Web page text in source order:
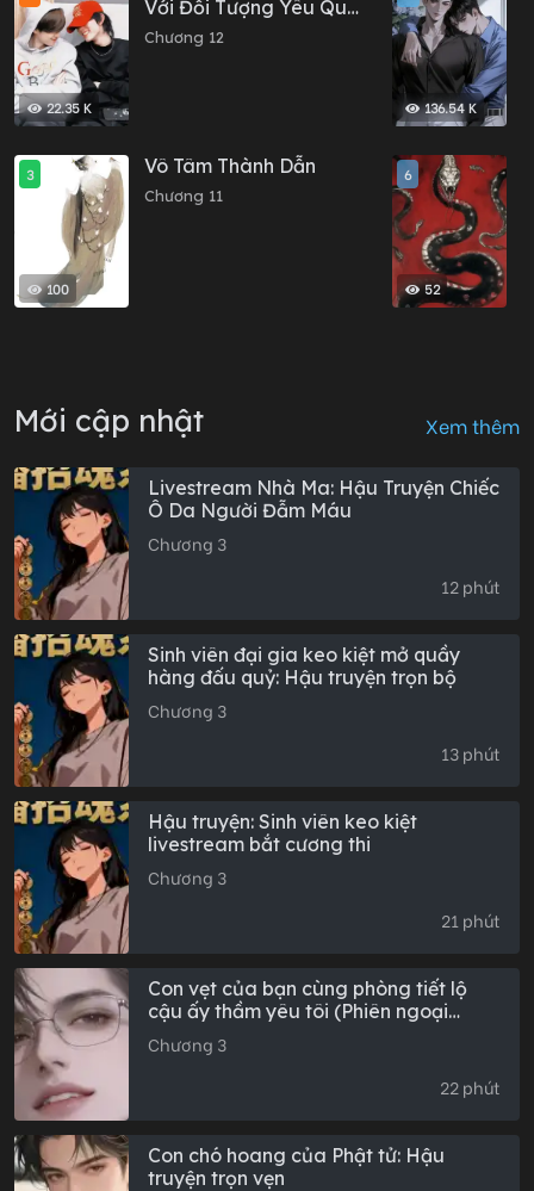
22.35 K
Với Đối Tượng Yêu Qua
Mạng
Chương 12
100
3 Vô Tâm Thành Dẫn
Chương 11
136.54 K
52
6
Mới cập nhật Xem thêm
Livestream Nhà Ma: Hậu Truyện Chiếc
Ô Da Người Đẫm Máu
Chương 3
12 phút
Sinh viên đại gia keo kiệt mở quầy
hàng đấu quỷ: Hậu truyện trọn bộ
Chương 3
13 phút
Hậu truyện: Sinh viên keo kiệt
livestream bắt cương thi
Chương 3
21 phút
Con vẹt của bạn cùng phòng tiết lộ
cậu ấy thầm yêu tôi (Phiên ngoại
hoàn)
Chương 3
22 phút
Con chó hoang của Phật tử: Hậu
truyện trọn vẹn